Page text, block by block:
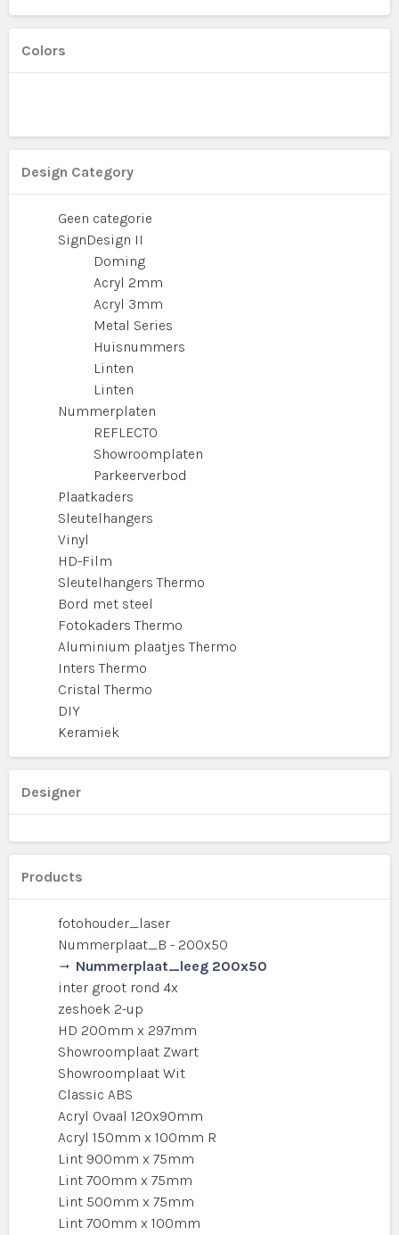
Colors
Design Category
Geen categorie
SignDesign II
Doming
Acryl 2mm
Acryl 3mm
Metal Series
Huisnummers
Linten
Linten
Nummerplaten
REFLECTO
Showroomplaten
Parkeerverbod
Plaatkaders
Sleutelhangers
Vinyl
HD-Film
Sleutelhangers Thermo
Bord met steel
Fotokaders Thermo
Aluminium plaatjes Thermo
Inters Thermo
Cristal Thermo
DIY
Keramiek
Designer
Products
fotohouder_laser
Nummerplaat_B - 200x50
Nummerplaat_leeg 200x50
inter groot rond 4x
zeshoek 2-up
HD 200mm x 297mm
Showroomplaat Zwart
Showroomplaat Wit
Classic ABS
Acryl Ovaal 120x90mm
Acryl 150mm x 100mm R
Lint 900mm x 75mm
Lint 700mm x 75mm
Lint 500mm x 75mm
Lint 700mm x 100mm